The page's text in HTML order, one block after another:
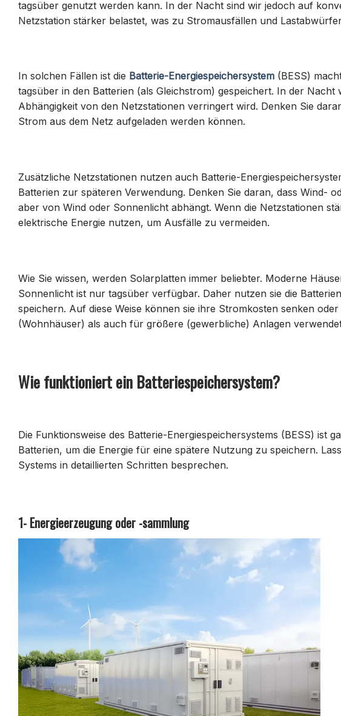
tagsüber genutzt werden kann. In der Nacht sind wir jedoch auf
Netzstation stärker belastet, was zu Stromausfällen und
In solchen Fällen ist die Batterie-Energiespeichersystem (BESS)
tagsüber in den Batterien (als Gleichstrom) gespeichert. In der
Abhängigkeit von den Netzstationen verringert wird. Denken Sie
Strom aus dem Netz aufgeladen werden können.
Zusätzliche Netzstationen nutzen auch Batterie-
Batterien zur späteren Verwendung. Denken Sie daran, dass Wind-
aber von Wind oder Sonnenlicht abhängt. Wenn die Netzstationen
elektrische Energie nutzen, um Ausfälle zu vermeiden.
Wie Sie wissen, werden Solarplatten immer beliebter. Moderne
Sonnenlicht ist nur tagsüber verfügbar. Daher nutzen sie die
speichern. Auf diese Weise können sie ihre Stromkosten senken
(Wohnhäuser) als auch für größere (gewerbliche) Anlagen
Wie funktioniert ein Batteriespeichersystem?
Die Funktionsweise des Batterie-Energiespeichersystems (BESS) ist
Batterien, um die Energie für eine spätere Nutzung zu speichern.
Systems in detaillierten Schritten besprechen.
1- Energieerzeugung oder -sammlung